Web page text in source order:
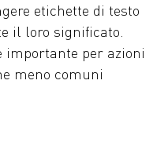
etichette di testo
il loro significato.
importante per azioni
meno comuni